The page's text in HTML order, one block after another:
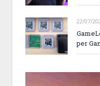
22/07/
per